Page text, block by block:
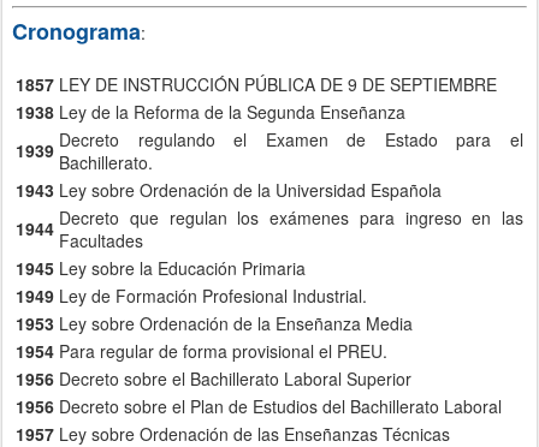
Cronograma:
1857 LEY DE INSTRUCCIÓN PÚBLICA DE 9 DE SEPTIEMBRE
1938 Ley de la Reforma de la Segunda Enseñanza
1939 Decreto regulando el Examen de Estado para el
Bachillerato.
1943 Ley sobre Ordenación de la Universidad Española
1944 Decreto que regulan los exámenes para ingreso en las
Facultades
1945 Ley sobre la Educación Primaria
1949 Ley de Formación Profesional Industrial.
1953 Ley sobre Ordenación de la Enseñanza Media
1954 Para regular de forma provisional el PREU.
1956 Decreto sobre el Bachillerato Laboral Superior
1956 Decreto sobre el Plan de Estudios del Bachillerato Laboral
1957 Ley sobre Ordenación de las Enseñanzas Técnicas